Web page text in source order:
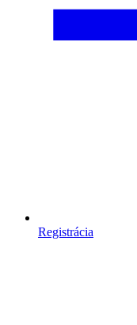
Registrácia